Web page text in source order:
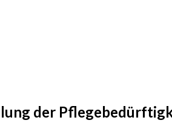
der